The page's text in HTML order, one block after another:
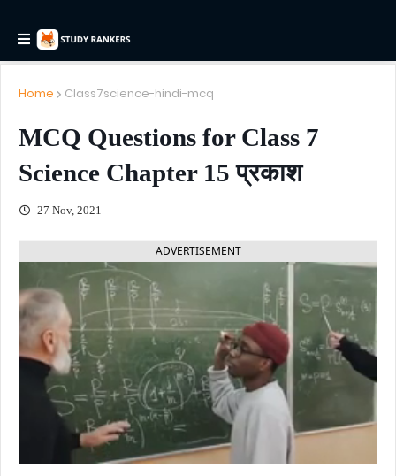
Home Class7science-hindi-mcq
MCQ Questions for Class 7
Science Chapter 15 प्रकाश
27 Nov, 2021
ADVERTISEMENT